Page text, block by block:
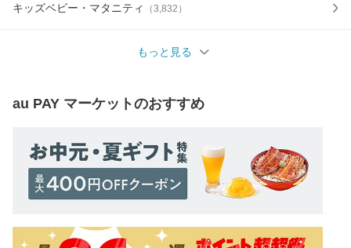
キッズベビー・マタニティ （3,832 ）
もっと見る
au PAY マーケットのおすすめ